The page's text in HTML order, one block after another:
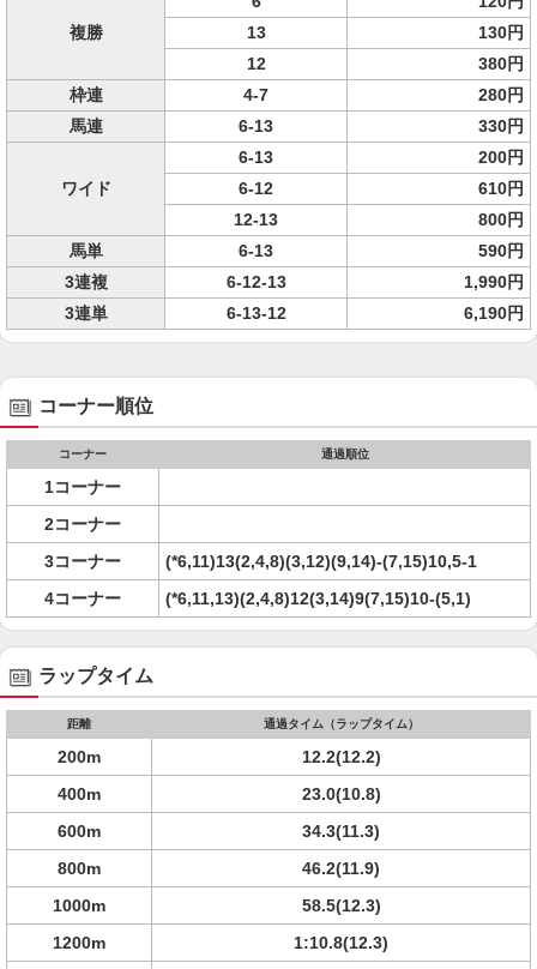
複勝
13
130円
12
380円
枠連
4-7
280円
馬連
6-13 330円
ワイド
6-13
200円
6-12
610円
12-13
800円
馬単
6-13
590円
3連複
6-12-13
1,990円
3連単
6-13-12 6,190円
コーナー順位
コーナー 通過順位
1コーナー
2コーナー
3コーナー
(*6,11)13(2,4,8)(3,12)(9,14)-(7,15)10,5-1
4コーナー
(*6,11,13)(2,4,8)12(3,14)9(7,15)10-(5,1)
ラップタイム
距離 通過タイム（ラップタイム）
200m
12.2(12.2)
400m
23.0(10.8)
600m
34.3(11.3)
800m
46.2(11.9)
1000m
58.5(12.3)
1200m
1:10.8(12.3)